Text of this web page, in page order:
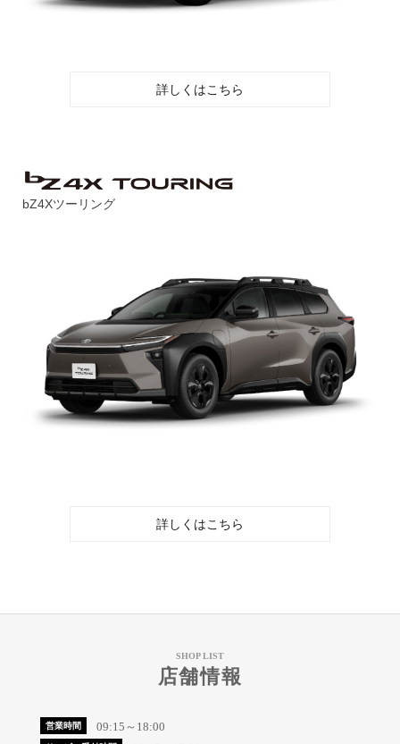
詳しくはこちら
bZ4Xツーリング
詳しくはこちら
SHOP LIST
店舗情報
営業時間 09:15～18:00